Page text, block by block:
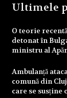
Ultimele
O teorie
detonat în
ministru al
Ambulanță
comună din
care se susține